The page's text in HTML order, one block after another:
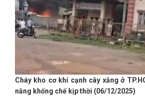
Cháy kho cơ khí cạnh cây xăng ở
năng khống chế kịp thời (06/12/2025)